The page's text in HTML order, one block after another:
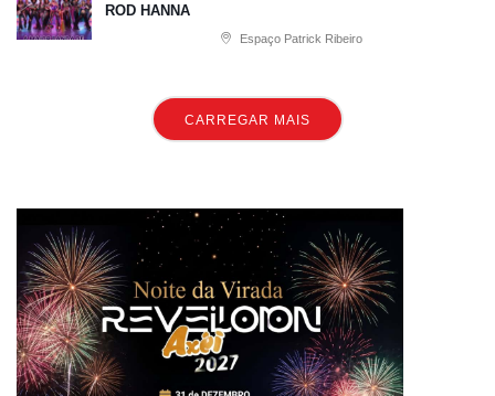
ROD HANNA
Espaço Patrick Ribeiro
CARREGAR MAIS